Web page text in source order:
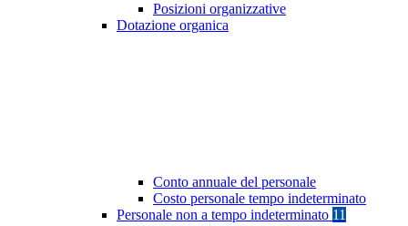
Posizioni organizzative
Dotazione organica
Conto annuale del personale
Costo personale tempo indeterminato
Personale non a tempo indeterminato 11